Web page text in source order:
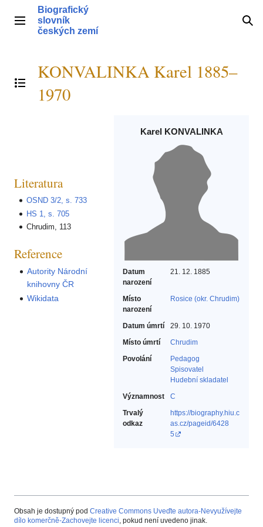
obsahHlavní menu
Biografický
slovník
českých zemí
Přepnout obsah
KONVALINKA Karel 1885–
1970
Karel KONVALINKA
Datum
narození
21. 12. 1885
Místo
narození
Rosice (okr. Chrudim)
Datum úmrtí
29. 10. 1970
Místo úmrtí
Chrudim
Povolání
Pedagog‎
Spisovatel‎
Hudební skladatel‎
Významnost
C
Trvalý
odkaz
https://biography.hiu.c
as.cz/pageid/6428
5
Literatura
OSND 3/2, s. 733
HS 1, s. 705
Chrudim, 113
Reference
Autority Národní
knihovny ČR
Wikidata
Obsah je dostupný pod Creative Commons Uveďte autora-Nevyužívejte
dílo komerčně-Zachovejte licenci, pokud není uvedeno jinak.